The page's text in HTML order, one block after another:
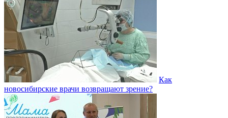
Как
новосибирские врачи возвращают зрение?